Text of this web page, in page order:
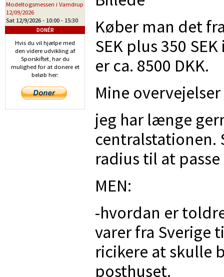
Køber man det
SEK plus 350
er ca. 8500 DKK.
Mine
jeg har længe
centralstationen.
radius til at
MEN:
-hvordan er
varer fra Sverige
ricikere at skulle
posthuset.
Modeltogsmessen i Vamdrup
12/09/2026
Sat 12/9/2026 - 10:00 - 15:30
DONÉR
Hvis du vil hjælpe med
den videre udvikling af
Sporskiftet, har du
mulighed for at donere et
beløb her: